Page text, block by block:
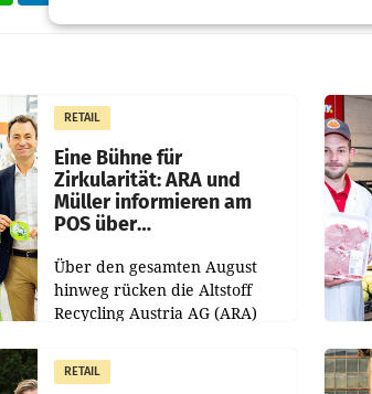
RETAIL
Eine Bühne für
Zirkularität: ARA und
Müller informieren am
POS über
Über den gesamten August
hinweg rücken die Altstoff
Recycling Austria AG (ARA)
Müller die Initiative „Kreislauf-
Helden“ in allen
RETAIL